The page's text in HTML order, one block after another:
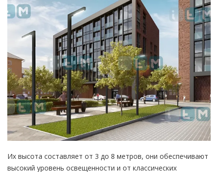
Их высота составляет от 3 до 8 метров, они обеспечивают
высокий уровень освещенности и от классических